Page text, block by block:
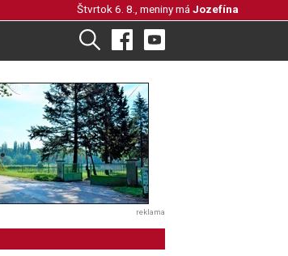
Štvrtok 6. 8., meniny má Jozefína
reklama